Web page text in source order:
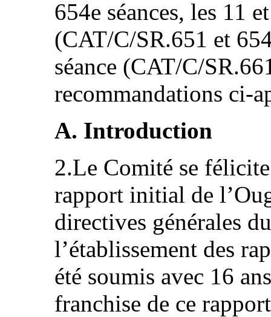
654e séances, les 11
(CAT/C/SR.651 et
séance (CAT/C/
recommandations
A. Introduction
2.Le Comité se
rapport initial de
directives générales
l’établissement des
été soumis avec 16
franchise de ce